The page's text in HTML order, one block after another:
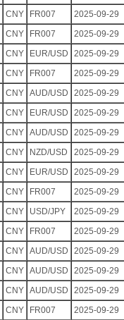
CNY FR007 2025-09-29
CNY FR007 2025-09-29
CNY EUR/USD 2025-09-29
CNY FR007 2025-09-29
CNY AUD/USD 2025-09-29
CNY EUR/USD 2025-09-29
CNY AUD/USD 2025-09-29
CNY NZD/USD 2025-09-29
CNY EUR/USD 2025-09-29
CNY FR007 2025-09-29
CNY USD/JPY 2025-09-29
CNY FR007 2025-09-29
CNY AUD/USD 2025-09-29
CNY AUD/USD 2025-09-29
CNY AUD/USD 2025-09-29
CNY FR007 2025-09-29